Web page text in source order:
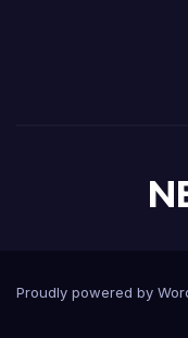
Proudly powered by